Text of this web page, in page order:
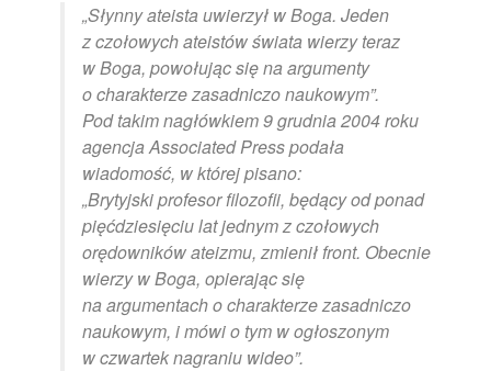
„Słynny ateista uwierzył w Boga. Jeden
z czołowych ateistów świata wierzy teraz
w Boga, powołując się na argumenty
o charakterze zasadniczo naukowym”.
Pod takim nagłówkiem 9 grudnia 2004 roku
agencja Associated Press podała
wiadomość, w której pisano:
„Brytyjski profesor filozofii, będący od ponad
pięćdziesięciu lat jednym z czołowych
orędowników ateizmu, zmienił front. Obecnie
wierzy w Boga, opierając się
na argumentach o charakterze zasadniczo
naukowym, i mówi o tym w ogłoszonym
w czwartek nagraniu wideo”.